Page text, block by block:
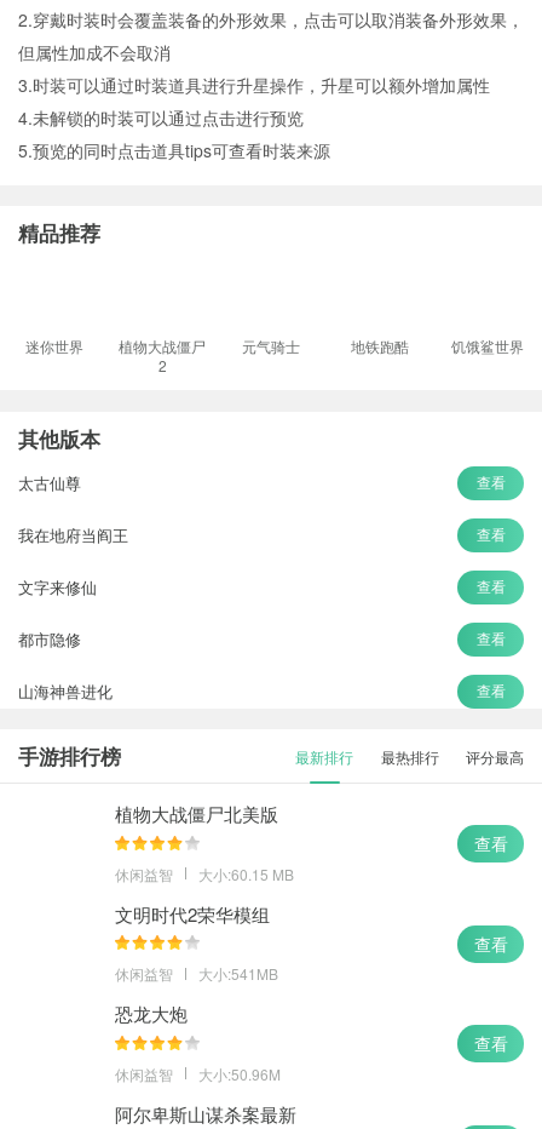
2.穿戴时装时会覆盖装备的外形效果，点击可以取消装备外形效果，
但属性加成不会取消
3.时装可以通过时装道具进行升星操作，升星可以额外增加属性
4.未解锁的时装可以通过点击进行预览
5.预览的同时点击道具tips可查看时装来源
精品推荐
迷你世界
植物大战僵尸
2
元气骑士 地铁跑酷 饥饿鲨世界
其他版本
太古仙尊 查看
我在地府当阎王 查看
文字来修仙 查看
都市隐修 查看
山海神兽进化 查看
神都降魔
手游排行榜 最新排行 最热排行 评分最高
植物大战僵尸北美版
休闲益智 大小:60.15 MB
查看
文明时代2荣华模组
休闲益智 大小:541MB
查看
恐龙大炮
休闲益智 大小:50.96M
查看
阿尔卑斯山谋杀案最新